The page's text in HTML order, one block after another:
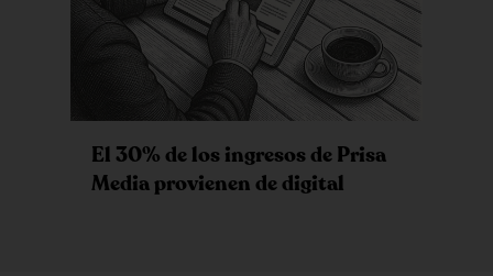
El 30% de los ingresos de Prisa
Media provienen de digital